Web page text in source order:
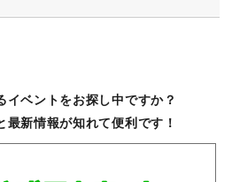
イベントをお探し中ですか？
最新情報が知れて便利です！